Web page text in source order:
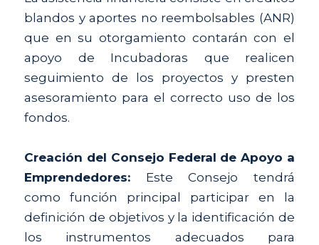
blandos y aportes no reembolsables (ANR)
que en su otorgamiento contarán con el
apoyo de Incubadoras que realicen
seguimiento de los proyectos y presten
asesoramiento para el correcto uso de los
fondos.
Creación del Consejo Federal de Apoyo a
Emprendedores: Este Consejo tendrá
como función principal participar en la
definición de objetivos y la identificación de
los instrumentos adecuados para